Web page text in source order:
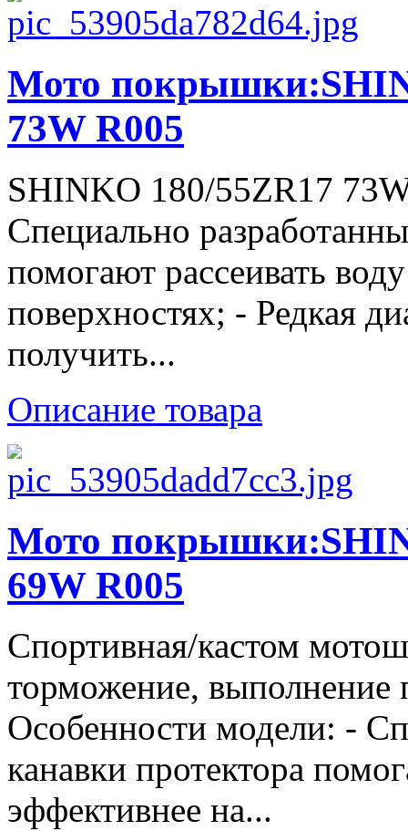
Мото
73W R005
SHINKO 180/55ZR17
Специально
помогают рассеивать
поверхностях; - Редкая
получить...
Описание товара
Мото
69W R005
Спортивная/кастом
торможение, выполнение
Особенности модели: -
канавки протектора
эффективнее на...